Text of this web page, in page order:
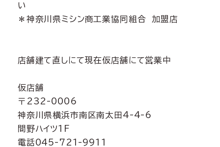
い
＊神奈川県ミシン商工業協同組合 加盟店
店舗建て直しにて現在仮店舗にて営業中
仮店舗
〒232-0006
神奈川県横浜市南区南太田4-4-6
間野ハイツ1F
電話045-721-9911